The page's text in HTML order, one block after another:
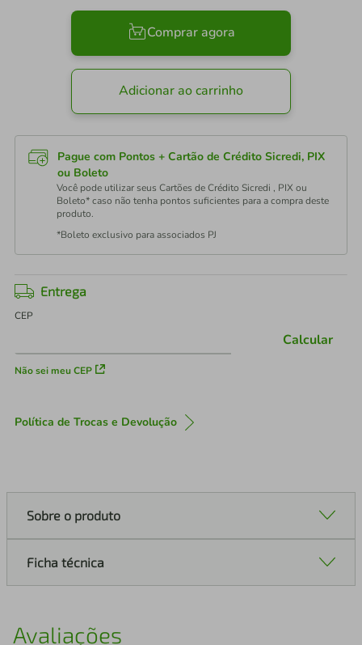
Comprar agora
Adicionar ao carrinho
Pague com Pontos + Cartão de Crédito Sicredi, PIX
ou Boleto
Você pode utilizar seus Cartões de Crédito Sicredi , PIX ou
Boleto* caso não tenha pontos suficientes para a compra deste
produto.
*Boleto exclusivo para associados PJ
Entrega
CEP
Não sei meu CEP
Calcular
Política de Trocas e Devolução
Sobre o produto
Ficha técnica
Avaliações